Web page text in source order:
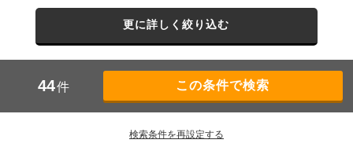
更に詳しく絞り込む
44件
検索条件を再設定する